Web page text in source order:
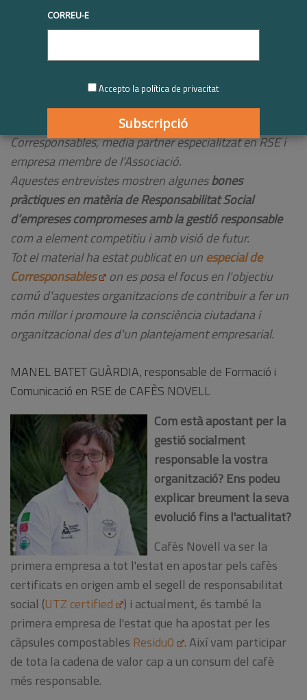
truqueu-nos al
|
Recull d'entrevistes realitzades aempreses membres
en el el marc de col·laboració amb
Corresponsables, media partner especialitzat en RSE i
empresa membre de l’Associació.
Aquestes entrevistes mostren algunesbones
pràctiques en matèria de Responsabilitat Social
d’empreses compromeses amb la gestió responsable
com a element competitiu i amb visió de futur.
Tot el material ha estat publicat en unespecial de
Corresponsables
on es posa el focus en l'objectiu
comú d'aquestes organitzacions de contribuir a fer un
món millor i promoure la consciència ciutadana i
organitzacional des d'un plantejament empresarial.
MANEL BATET GUÀRDIA, responsable de Formació i
Comunicació en RSE de CAFÈS NOVELL
Com està apostant per la
gestió socialment
responsable la vostra
organització? Ens podeu
explicar breument la seva
evolució fins a l'actualitat?
Cafès Novell va ser la
primera empresa a tot l'estat en apostar pels cafès
certificats en origen amb el segell de responsabilitat
social (UTZ certified
) i actualment, és també la
primera empresa de l'estat que ha apostat per les
càpsules compostables Residu0
. Així vam participar
de tota la cadena de valor cap a un consum del cafè
més responsable.
CORREU-E
Accepto la política de privacitat